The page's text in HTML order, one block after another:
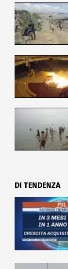
DI TENDENZA